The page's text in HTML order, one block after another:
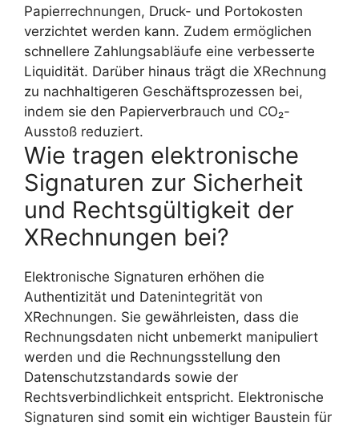
Papierrechnungen, Druck- und Portokosten
verzichtet werden kann. Zudem ermöglichen
schnellere Zahlungsabläufe eine verbesserte
Liquidität. Darüber hinaus trägt die XRechnung
zu nachhaltigeren Geschäftsprozessen bei,
indem sie den Papierverbrauch und CO₂-
Ausstoß reduziert.
Wie tragen elektronische
Signaturen zur Sicherheit
und Rechtsgültigkeit der
XRechnungen bei?
Elektronische Signaturen erhöhen die
Authentizität und Datenintegrität von
XRechnungen. Sie gewährleisten, dass die
Rechnungsdaten nicht unbemerkt manipuliert
werden und die Rechnungsstellung den
Datenschutzstandards sowie der
Rechtsverbindlichkeit entspricht. Elektronische
Signaturen sind somit ein wichtiger Baustein für